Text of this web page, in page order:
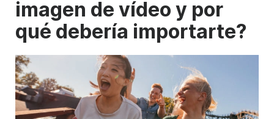
imagen de vídeo y por
qué debería importarte?